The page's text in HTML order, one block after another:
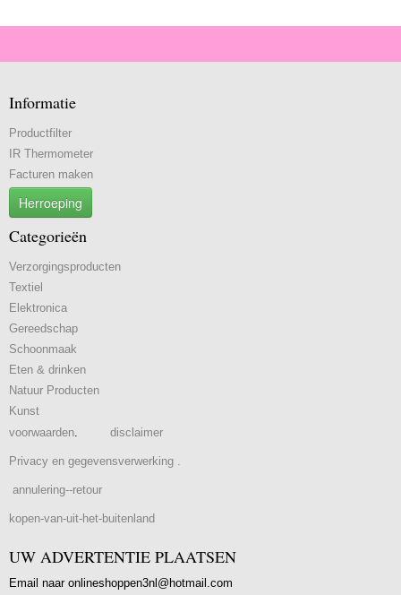
Informatie
Productfilter
IR Thermometer
Facturen maken
Herroeping
Categorieën
Verzorgingsproducten
Textiel
Elektronica
Gereedschap
Schoonmaak
Eten & drinken
Natuur Producten
Kunst
voorwaarden. disclaimer
Privacy en gegevensverwerking .
annulering--retour
kopen-van-uit-het-buitenland
UW ADVERTENTIE PLAATSEN
Email naar onlineshoppen3nl@hotmail.com